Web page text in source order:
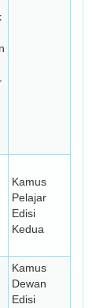
Kamus
Pelajar
Edisi
Kedua
Kamus
Dewan
Edisi